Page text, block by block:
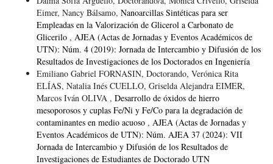
Eimer, Nancy Bálsamo, Nanoarcillas Sintéticas para ser
Empleadas en la Valorización de Glicerol a Carbonato de
Glicerilo , AJEA (Actas de Jornadas y Eventos Académicos de
UTN): Núm. 4 (2019): Jornada de Intercambio y Difusión de los
Resultados de Investigaciones de los Doctorados en Ingeniería
Emiliano Gabriel FORNASIN, Doctorando, Verónica Rita
ELÍAS, Natalia Inés CUELLO, Griselda Alejandra EIMER,
Marcos Iván OLIVA , Desarrollo de óxidos de hierro
mesoporosos y cuplas Fe/Ni y Fe/Co para la degradación de
contaminantes en medio acuoso , AJEA (Actas de Jornadas y
Eventos Académicos de UTN): Núm. AJEA 37 (2024): VII
Jornada de Intercambio y Difusión de los Resultados de
Investigaciones de Estudiantes de Doctorado UTN